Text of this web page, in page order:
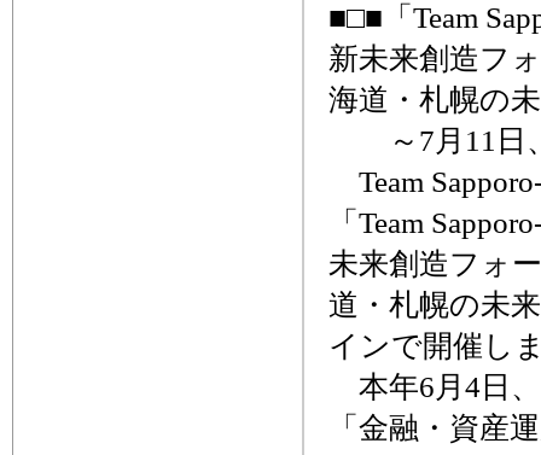
■□■「Team
新未来創造フ
海道・札幌の
～7月11日、
Team
「Team
未来創造フォ
道・札幌の未
インで開催し
本年6月4日
「金融・資産